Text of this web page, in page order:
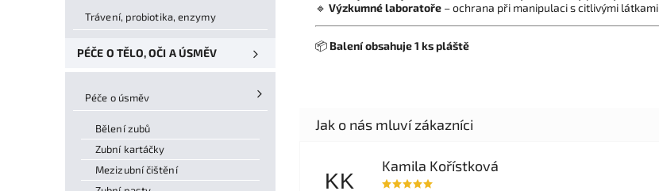
Trávení, probiotika, enzymy
PÉČE O TĚLO, OČI A ÚSMĚV
Péče o úsměv
Bělení zubů
Zubní kartáčky
Mezizubní čištění
🔹 Výzkumné laboratoře – ochrana při manipulaci s citlivými látkami
📦 Balení obsahuje 1 ks pláště
KK
Kamila Kořístková